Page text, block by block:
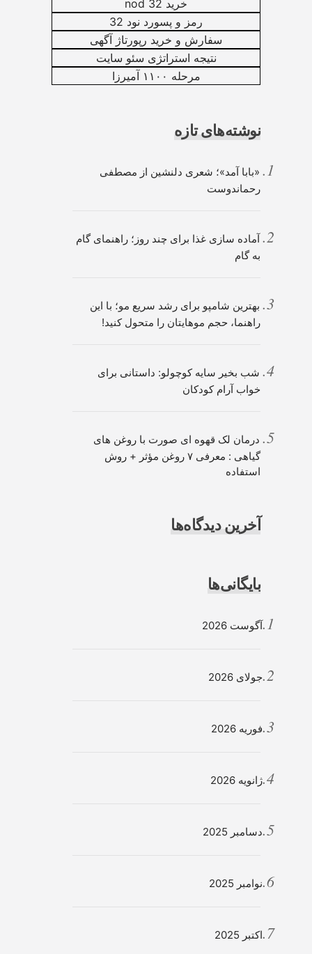
خرید nod 32
رمز و پسورد نود 32
سفارش و خرید رپورتاژ آگهی
نتیجه استراتژی سئو سایت
مرحله ۱۱۰۰ آمیرزا
نوشته‌های تازه
«بابا آمد»؛ شعری دلنشین از مصطفی
رحماندوست
آماده سازی غذا برای چند روز؛ راهنمای گام
به گام
بهترین شامپو برای رشد سریع مو؛ با این
راهنما، حجم موهایتان را متحول کنید!
شب بخیر سایه کوچولو: داستانی برای
خواب آرام کودکان
درمان لک قهوه ای صورت با روغن های
گیاهی : معرفی ۷ روغن مؤثر + روش
استفاده
آخرین دیدگاه‌ها
بایگانی‌ها
آگوست 2026
جولای 2026
فوریه 2026
ژانویه 2026
دسامبر 2025
نوامبر 2025
اکتبر 2025